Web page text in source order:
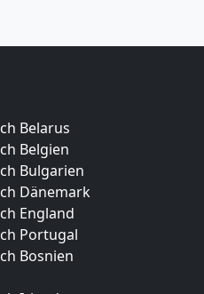
Belarus
Belgien
Bulgarien
Dänemark
England
Portugal
Bosnien